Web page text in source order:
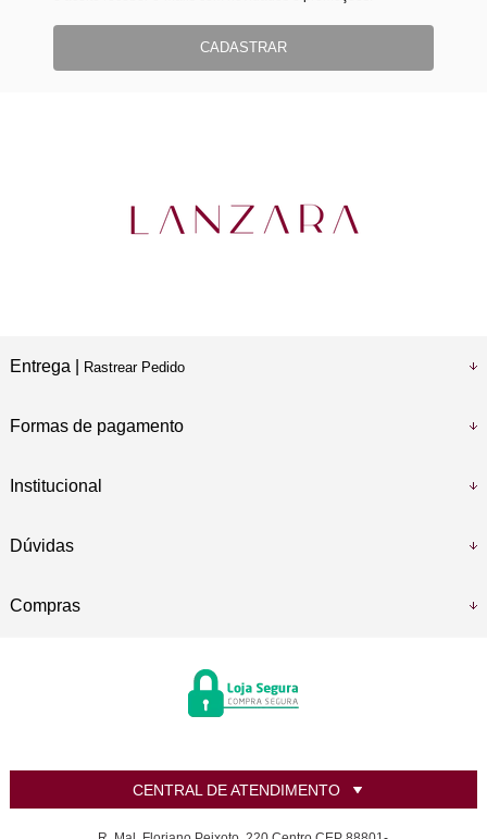
CADASTRAR
Entrega | Rastrear Pedido
Formas de pagamento
Institucional
Dúvidas
Compras
CENTRAL DE ATENDIMENTO